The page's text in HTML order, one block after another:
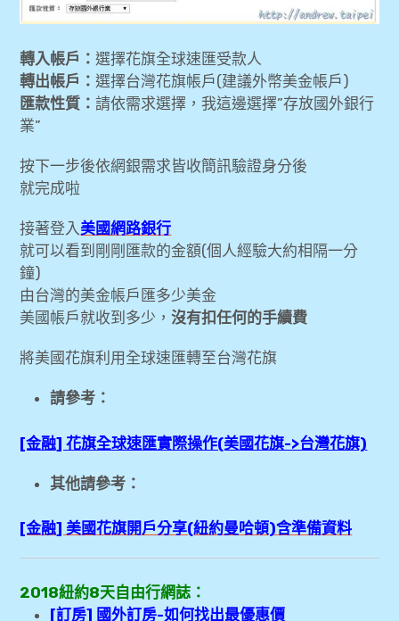
轉入帳戶：選擇花旗全球速匯受款人
轉出帳戶：選擇台灣花旗帳戶(建議外幣美金帳戶)
匯款性質：請依需求選擇，我這邊選擇”存放國外銀行
業”
按下一步後依網銀需求皆收簡訊驗證身分後
就完成啦
接著登入美國網路銀行
就可以看到剛剛匯款的金額(個人經驗大約相隔一分
鐘)
由台灣的美金帳戶匯多少美金
美國帳戶就收到多少，沒有扣任何的手續費
將美國花旗利用全球速匯轉至台灣花旗
請參考：
[金融] 花旗全球速匯實際操作(美國花旗->台灣花旗)
其他請參考：
[金融] 美國花旗開戶分享(紐約曼哈頓)含準備資料
2018紐約8天自由行網誌：
[訂房] 國外訂房-如何找出最優惠價